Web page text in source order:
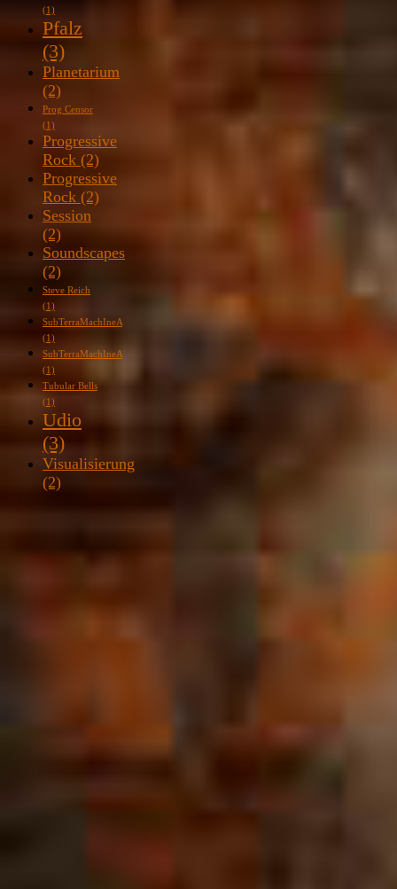
(1)
Pfalz
(3)
Planetarium
(2)
Prog Censor
(1)
Progressive
Rock (2)
Progressive
Rock (2)
Session
(2)
Soundscapes
(2)
Steve Reich
(1)
SubTerraMachIneA
(1)
SubTerraMachIneA
(1)
Tubular Bells
(1)
Udio
(3)
Visualisierung
(2)